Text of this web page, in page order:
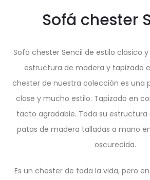
Sofá chester
Sofá chester Sencil de estilo clásico
estructura de madera y tapizado
chester de nuestra colección es una
clase y mucho estilo. Tapizado en
tacto agradable. Toda su estructura
patas de madera talladas a mano
oscurecida.
Es un chester de toda la vida, pero